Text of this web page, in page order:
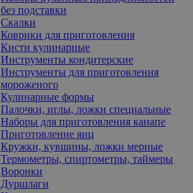
без подставки
Скалки
Коврики для приготовления
Кисти кулинарные
Инструменты кондитерские
Инструменты для приготовления
мороженого
Кулинарные формы
Палочки, иглы, ложки специальные
Наборы для приготовления канапе
Приготовление яиц
Кружки, кувшины, ложки мерные
Термометры, спиртометры, таймеры
Воронки
Дуршлаги